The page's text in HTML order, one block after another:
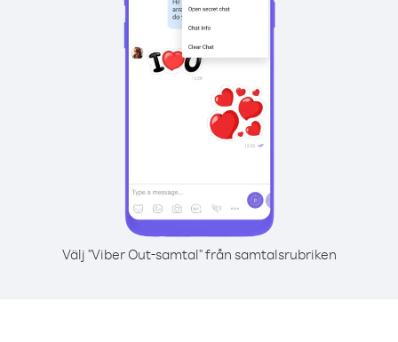
Välj "Viber Out-samtal" från samtalsrubriken